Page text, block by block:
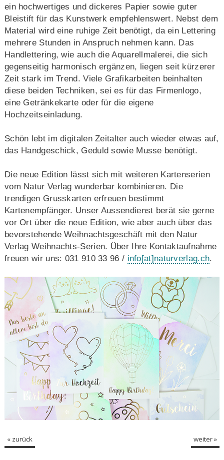
ein hochwertiges und dickeres Papier sowie guter
Bleistift für das Kunstwerk empfehlenswert. Nebst dem
Material wird eine ruhige Zeit benötigt, da ein Lettering
mehrere Stunden in Anspruch nehmen kann. Das
Handlettering, wie auch die Aquarellmalerei, die sich
gegenseitig harmonisch ergänzen, liegen seit kürzerer
Zeit stark im Trend. Viele Grafikarbeiten beinhalten
diese beiden Techniken, sei es für das Firmenlogo,
eine Getränkekarte oder für die eigene
Hochzeitseinladung.
Schön lebt im digitalen Zeitalter auch wieder etwas auf,
das Handgeschick, Geduld sowie Musse benötigt.
Die neue Edition lässt sich mit weiteren Kartenserien
vom Natur Verlag wunderbar kombinieren. Die
trendigen Grusskarten erfreuen bestimmt
Kartenempfänger. Unser Aussendienst berät sie gerne
vor Ort über die neue Edition, wie aber auch über das
bevorstehende Weihnachtsgeschäft mit den Natur
Verlag Weihnachts-Serien. Über Ihre Kontaktaufnahme
freuen wir uns: 031 910 33 96 / info[at]naturverlag.ch.
« zurück weiter »